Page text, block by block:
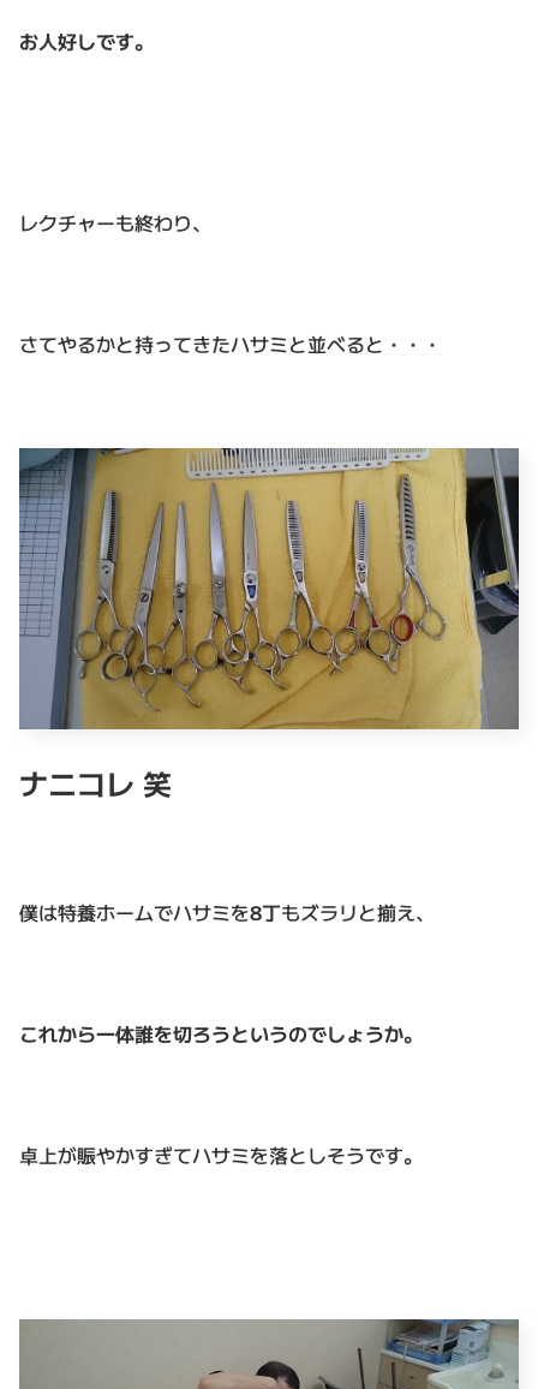
お人好しです。
レクチャーも終わり、
さてやるかと持ってきたハサミと並べると・・・
ナニコレ 笑
僕は特養ホームでハサミを8丁もズラリと揃え、
これから一体誰を切ろうというのでしょうか。
卓上が賑やかすぎてハサミを落としそうです。